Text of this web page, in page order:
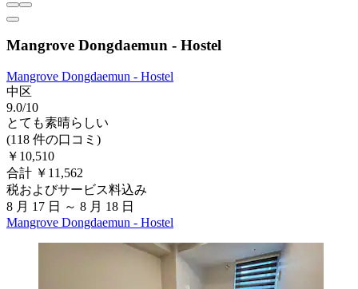
Mangrove Dongdaemun - Hostel
Mangrove Dongdaemun - Hostel
中区
9.0/10
とても素晴らしい
(118 件の口コミ)
￥10,510
合計 ￥11,562
税およびサービス料込み
8 月 17 日 ～ 8 月 18 日
Mangrove Dongdaemun - Hostel